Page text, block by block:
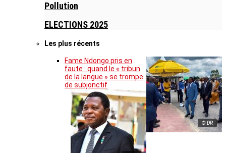
Pollution
ELECTIONS 2025
Les plus récents
© DR
Fame Ndongo pris en
faute : quand le « tribun
de la langue » se trompe
de subjonctif